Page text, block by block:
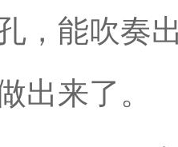
，能吹奏
出来了。